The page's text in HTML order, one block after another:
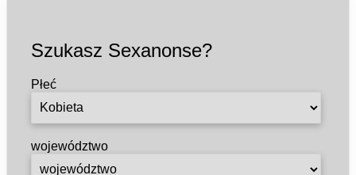
Szukasz Sexanonse?
Płeć
województwo